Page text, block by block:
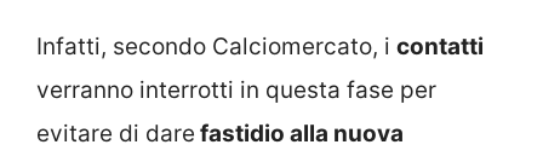
Infatti, secondo Calciomercato, i contatti
verranno interrotti in questa fase per
evitare di dare fastidio alla nuova